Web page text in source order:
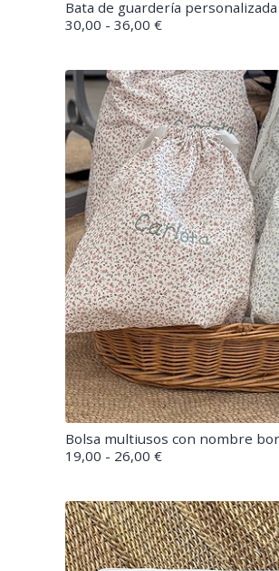
Bata de guardería personalizada
30,00 - 36,00 €
Bolsa multiusos con nombre
19,00 - 26,00 €